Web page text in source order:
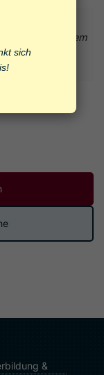
sich
möchten,
Spende mit dem
&